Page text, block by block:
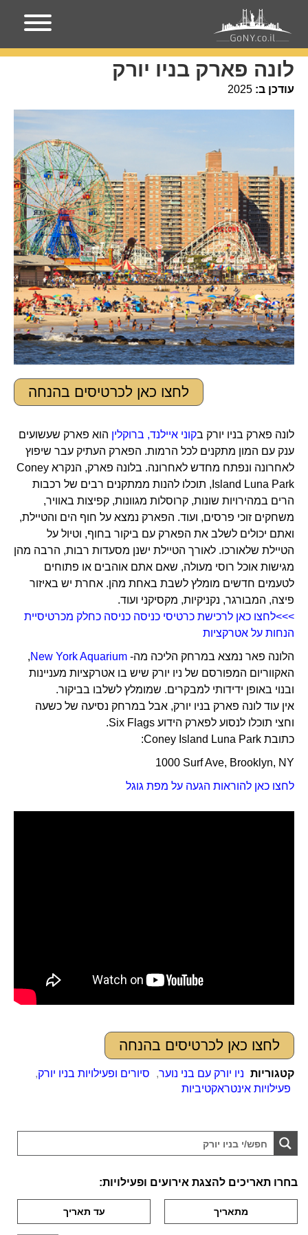
עמוד הבית אירועים בניו-יורק
לונה פארק בניו יורק
עודכן ב: 2025
לחצו כאן לכרטיסים בהנחה
לונה פארק בניו יורק בקוני איילנד, ברוקלין הוא פארק שעשועים
ענק עם המון מתקנים לכל הרמות. הפארק העתיק עבר שיפוץ
לאחרונה ונפתח מחדש לאחרונה. בלונה פארק, הנקרא Coney
Island Luna Park, תוכלו להנות ממתקנים רבים של רכבות
הרים במהירויות שונות, קרוסלות מגוונות, קפיצות באוויר,
משחקים זוכי פרסים, ועוד. הפארק נמצא על חוף הים והטיילת,
ואתם יכולים לשלב את הפארק עם ביקור בחוף, וטיול על
הטיילת שלאורכו. לאורך הטיילת ישנן מסעדות רבות, הרבה מהן
מגישות אוכל רוסי מעולה, שאם אתם אוהבים או פתוחים
לטעמים חדשים מומלץ לשבת באחת מהן. אחרת יש באיזור
פיצה, המבורגר, נקניקיות, מקסיקני ועוד.
>>>לחצו כאן לרכישת כרטיסי כניסה כניסה כחלק מכרטיסיית
הנחות על אטרקציות
הלונה פאר נמצא במרחק הליכה מה- New York Aquarium
,
האקווריום המפורסם של ניו יורק שיש בו אטרקציות מעניינות
ובנוי באופן ידידותי למבקרים. שמומלץ לשלבו בביקור.
אין עוד לונה פארק בניו יורק, אבל במרחק נסיעה של כשעה
וחצי תוכלו לנסוע לפארק הידוע Six Flags.
כתובת Coney Island Luna Park:
1000 Surf Ave, Brooklyn, NY
לחצו כאן להוראות הגעה על מפת גוגל
לחצו כאן לכרטיסים בהנחה
קטגוריות ניו יורק עם בני נוער, סיורים ופעילויות בניו יורק,
פעילויות אינטראקטיביות
בחרו תאריכים להצגת אירועים ופעילויות: